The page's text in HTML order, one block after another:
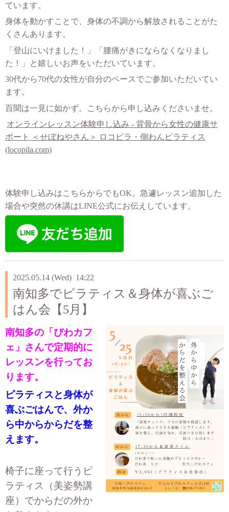
ています。
身体を動かすことで、身体の不調から解放されることがた
くさんあります。
「登山にいけました！」「腰痛がきにならなくなりまし
た！」と嬉しいお声をいただいています。
30代から70代の女性が自分のペースでご参加いただいてい
ます。
百聞は一見に如かず。こちらから申し込みくださいませ。
オンラインレッスン体験申し込み - 背骨から女性の健康サ
ポート ＜せぼねやさん＞ ロコピラ・側わんピラティス
(locopila.com)
体験申し込みはこちらからでもOK。急遽レッスン追加した
場合や突然の休講はLINE公式にお伝えしています。
2025.05.14 (Wed) 14:22
南知多でピラティス＆身体が喜ぶご
はん会【5月】
南知多の「びわカフ
ェ」さんで定期的に
レッスンを行ってお
ります。
ピラティスと身体が
喜ぶごはんで、外か
ら中からからだを整
えます。
椅子に座って行うピ
ラティス（美姿勢講
座）でからだの外か